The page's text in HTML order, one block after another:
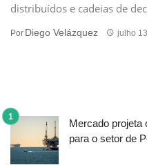
distribuídos e cadeias de
Por Diego Velázquez julho
Mercado projeta
para o setor de